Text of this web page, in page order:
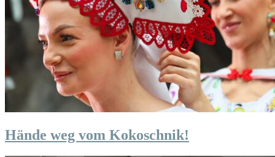
Hände weg vom Kokoschnik!